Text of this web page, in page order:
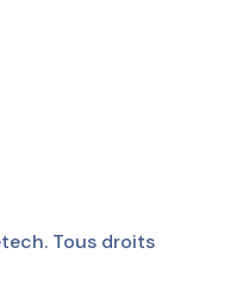
Tous droits